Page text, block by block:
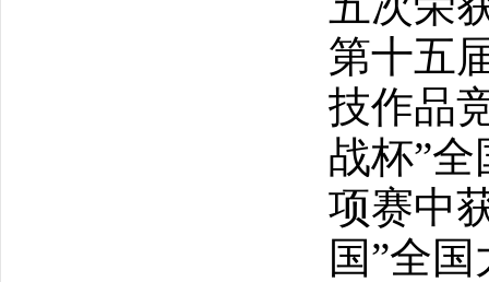
第十五
技作品
战杯”全
项赛中
国”全国